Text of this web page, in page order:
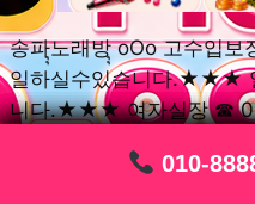
010-
010-
010-
010-
010-
010-
송파ุุ노래방ุุ oOo 고수입
일하실수있습니다.★★★
니다.★★★ 여자실장 ☎
세요. 여성ㅣุุ알바ุุㅣ여기
010-
010-
010-